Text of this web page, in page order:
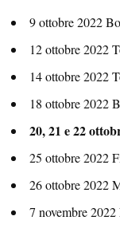
9 ottobre 2022
12 ottobre 2022
14 ottobre 2022
18 ottobre 2022
20, 21 e 22
25 ottobre 2022
26 ottobre 2022
7 novembre